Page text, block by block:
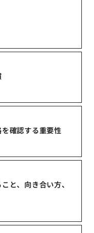
確認する重要性
と、向き合い方、